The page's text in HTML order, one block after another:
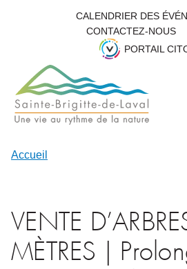
CALENDRIER DES
CONTACTEZ-NOUS
PORTAIL
Accueil
VENTE
MÈTRES |